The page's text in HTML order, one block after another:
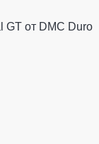
GT от DMC Duro